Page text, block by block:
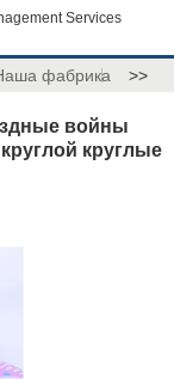
Services
фабрика >>
войны
круглые